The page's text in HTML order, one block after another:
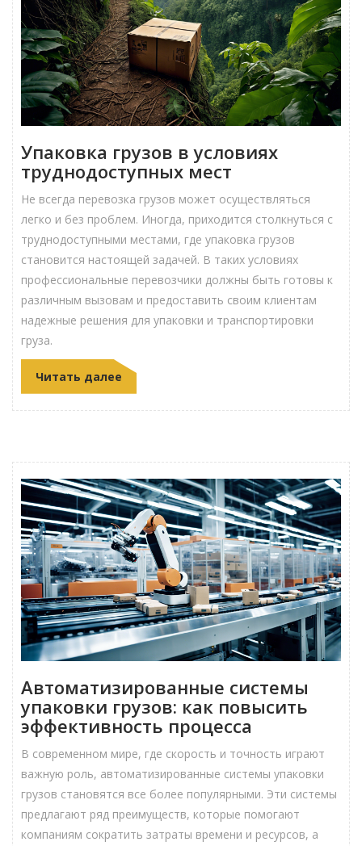
Упаковка грузов в условиях
труднодоступных мест
Не всегда перевозка грузов может осуществляться
легко и без проблем. Иногда, приходится столкнуться с
труднодоступными местами, где упаковка грузов
становится настоящей задачей. В таких условиях
профессиональные перевозчики должны быть готовы к
различным вызовам и предоставить своим клиентам
надежные решения для упаковки и транспортировки
груза.
Читать далее
Автоматизированные системы
упаковки грузов: как повысить
эффективность процесса
В современном мире, где скорость и точность играют
важную роль, автоматизированные системы упаковки
грузов становятся все более популярными. Эти системы
предлагают ряд преимуществ, которые помогают
компаниям сократить затраты времени и ресурсов, а